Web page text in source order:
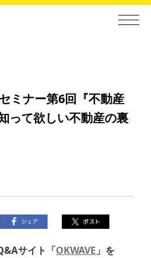
ミナー第6回『不動産
って欲しい不動産の裏
サイト「OKWAVE 」を